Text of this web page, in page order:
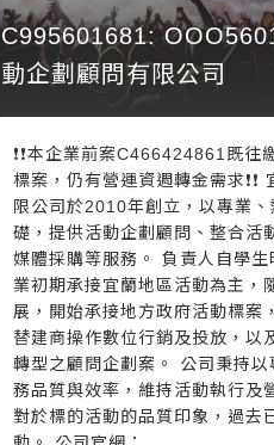
C995601681:
動企劃顧問有限公司
❗️❗️本企業前案C466424861既
標案，仍有營運資週轉金需求
限公司於2010年創立，以專業
礎，提供活動企劃顧問、整合活
媒體採購等服務。 負責人自學生
業初期承接宜蘭地區活動為主，
展，開始承接地方政府活動標案
替建商操作數位行銷及投放，以
轉型之顧問企劃案。 公司秉持
務品質與效率，維持活動執行及
對於標的活動的品質印象，過去